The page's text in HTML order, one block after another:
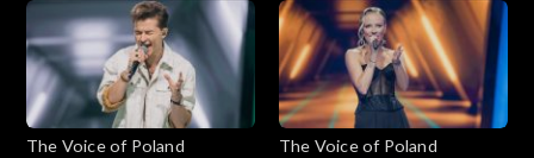
Voice of Poland”, Nokaut, 2
listopada 2024
Nokaut, 2 listopada 2024
The Voice of Poland
The Voice of Poland